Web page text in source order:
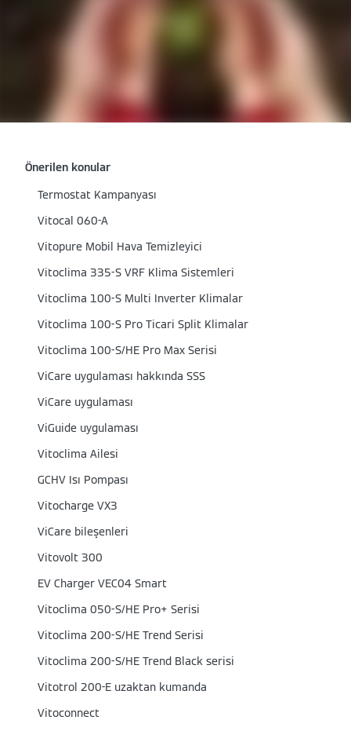
Önerilen konular
Termostat Kampanyası
Vitocal 060-A
Vitopure Mobil Hava Temizleyici
Vitoclima 335-S VRF Klima Sistemleri
Vitoclima 100-S Multi Inverter Klimalar
Vitoclima 100-S Pro Ticari Split Klimalar
Vitoclima 100-S/HE Pro Max Serisi
ViCare uygulaması hakkında SSS
ViCare uygulaması
ViGuide uygulaması
Vitoclima Ailesi
GCHV Isı Pompası
Vitocharge VX3
ViCare bileşenleri
Vitovolt 300
EV Charger VEC04 Smart
Vitoclima 050-S/HE Pro+ Serisi
Vitoclima 200-S/HE Trend Serisi
Vitoclima 200-S/HE Trend Black serisi
Vitotrol 200-E uzaktan kumanda
Vitoconnect